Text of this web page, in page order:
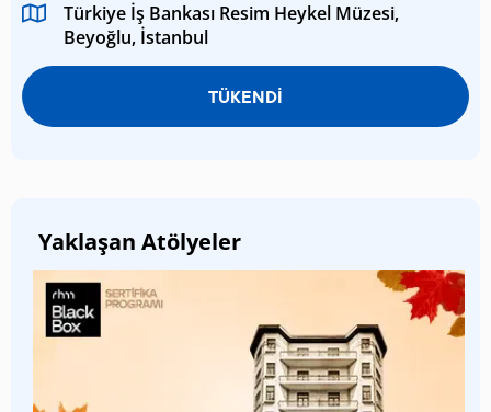
Türkiye İş Bankası Resim Heykel Müzesi,
Beyoğlu, İstanbul
TÜKENDİ
Yaklaşan Atölyeler